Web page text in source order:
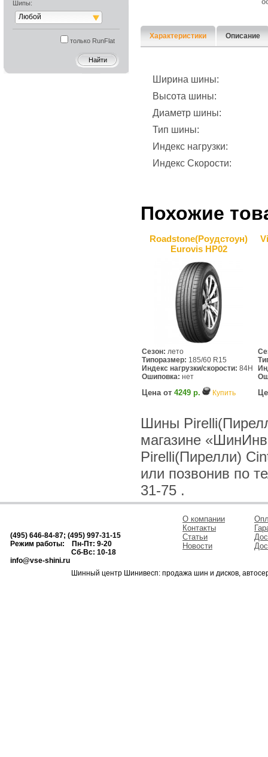
Шипы:
Любой
только RunFlat
Характеристики Описание
Ширина шины:
Высота шины:
Диаметр шины:
Тип шины:
Индекс нагрузки:
Индекс Скорости:
Похожие
Roadstone(Роудстоун)
Eurovis HP02
Сезон: лето
Типоразмер: 185/60 R15
Индекс нагрузки/скорости: 84H
Ошиповка: нет
Цена от 4249 р. Купить
Шины
магазине
Pirelli(Пирелли)
или позвонив по
31-75 .
(495) 646-84-87; (495) 997-31-15
Режим работы: Пн-Пт: 9-20
Сб-Вс: 10-18
info@vse-shini.ru
О компании
Контакты
Статьи
Новости
Шинный центр Шинивесп: продажа шин и дисков,